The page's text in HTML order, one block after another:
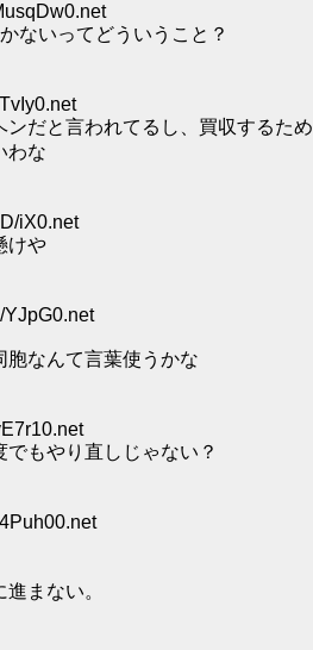
ないってどういうこと？
だと言われてるし、買収するため
わな
iX0.net
けや
胞なんて言葉使うかな
もやり直しじゃない？
まない。